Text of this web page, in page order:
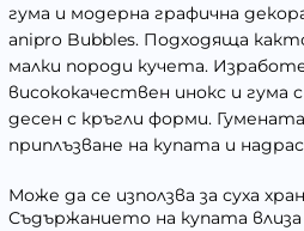
гума и модерна графична
anipro Bubbles. Подходяща
малки породи кучета.
висококачествен инокс и гума
десен с кръгли форми.
приплъзване на купата и
Може да се използва за суха
Съдържанието на купата